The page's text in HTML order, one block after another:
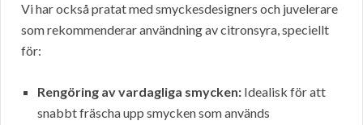
Vi har också pratat med smyckesdesigners och juvelerare
som rekommenderar användning av citronsyra, speciellt
för:
Rengöring av vardagliga smycken: Idealisk för att
snabbt fräscha upp smycken som används